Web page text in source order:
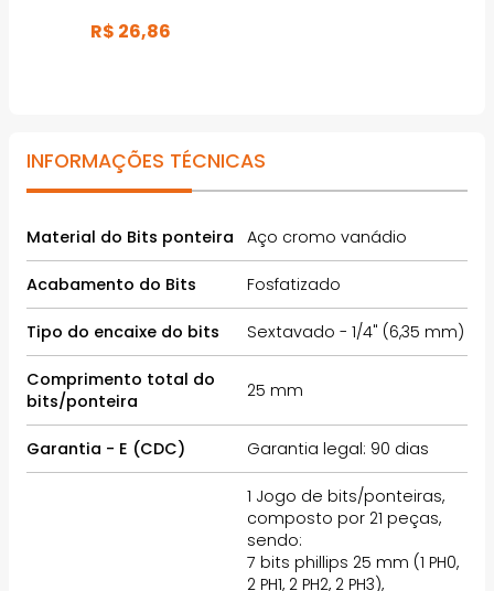
R$ 26,86
INFORMAÇÕES TÉCNICAS
Material do Bits ponteira Aço cromo vanádio
Acabamento do Bits Fosfatizado
Tipo do encaixe do bits Sextavado - 1/4" (6,35 mm)
Comprimento total do
bits/ponteira
25 mm
Garantia - E (CDC) Garantia legal: 90 dias
1 Jogo de bits/ponteiras,
composto por 21 peças,
sendo:
7 bits phillips 25 mm (1 PH0,
2 PH1, 2 PH2, 2 PH3),